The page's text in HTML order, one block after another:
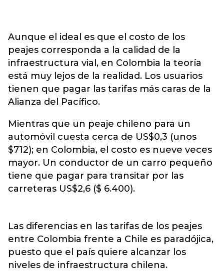
Aunque el ideal es que el costo de los
peajes corresponda a la calidad de la
infraestructura vial, en Colombia la teoría
está muy lejos de la realidad. Los usuarios
tienen que pagar las tarifas más caras de la
Alianza del Pacífico.
Mientras que un peaje chileno para un
automóvil cuesta cerca de US$0,3 (unos
$712); en Colombia, el costo es nueve veces
mayor. Un conductor de un carro pequeño
tiene que pagar para transitar por las
carreteras US$2,6 ($ 6.400).
Las diferencias en las tarifas de los peajes
entre Colombia frente a Chile es paradójica,
puesto que el país quiere alcanzar los
niveles de infraestructura chilena.